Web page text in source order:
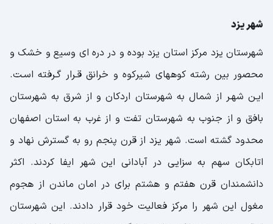
شهر یزد
شهرستان یزد مرکز استان یزد بوده و در دره ای وسیع و خشک و
محصور بین رشته کوههای شیرکوه و خرانق قـرار گـرفته اسـت.
ایـن شهـر از شمال به شهرستان اردکان و از شرق به شهرستان
بافق و از جنوب به شهرستان تفت و از غرب به استان اصفهان
محدود گشته است. شهر یزد از قرن پنجم رو به گسترش نهاد و
اتابکان سهم به سزایی در آبادانی این شهر ایفا کردند. اکثر
دانشمندان قرن هفتم و هشتم برای در امان ماندن از هجوم
مغول این شهر را مرکز فعالیت خود قرار دادند. این شهرستان